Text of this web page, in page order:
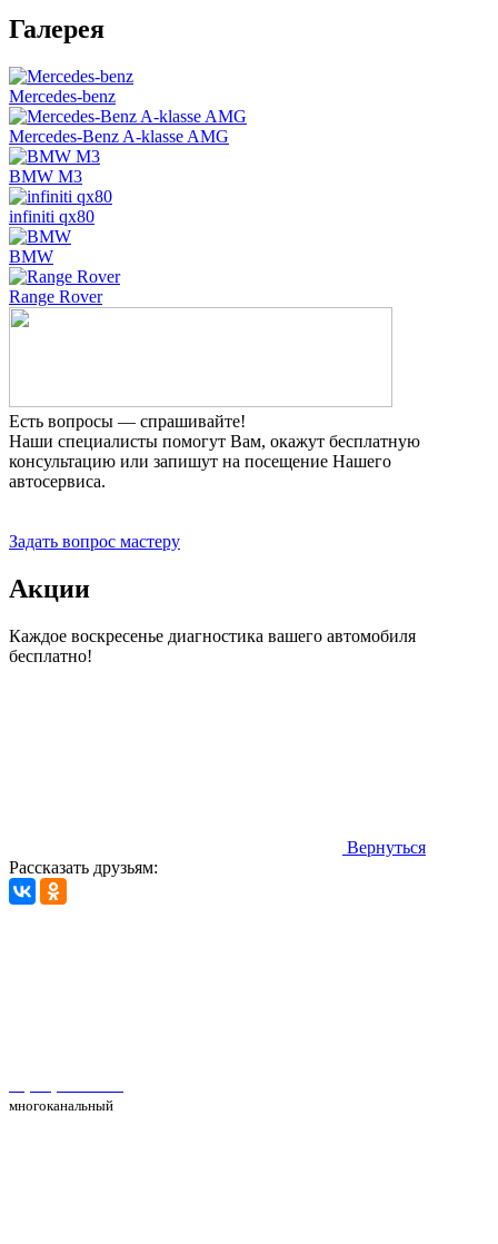
Галерея
Mercedes-benz
Mercedes-Benz A-klasse AMG
BMW M3
infiniti qx80
BMW
Range Rover
Есть вопросы — спрашивайте!
Наши специалисты помогут Вам, окажут бесплатную
консультацию или запишут на посещение Нашего
автосервиса.
Задать вопрос мастеру
Акции
Каждое воскресенье диагностика вашего автомобиля
бесплатно!
Вернуться
Рассказать друзьям:
многоканальный